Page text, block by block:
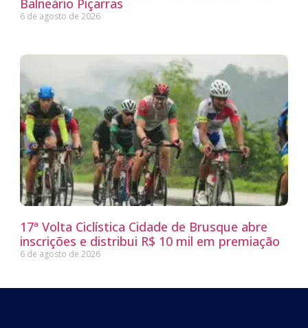
Balneário Piçarras
6 de agosto de 2026
17ª Volta Ciclística Cidade de Brusque abre
inscrições e distribui R$ 10 mil em premiação
6 de agosto de 2026